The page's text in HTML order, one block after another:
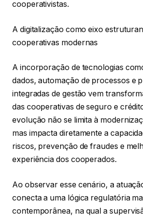
cooperativistas.
A digitalização como eixo
cooperativas modernas
A incorporação de tecnologias
dados, automação de processos e
integradas de gestão vem
das cooperativas de seguro e
evolução não se limita à
mas impacta diretamente a
riscos, prevenção de fraudes e
experiência dos cooperados.
Ao observar esse cenário, a
conecta a uma lógica regulatória
contemporânea, na qual a